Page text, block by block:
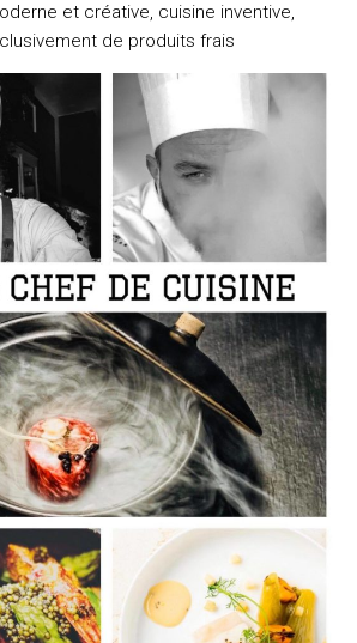
et créative, cuisine inventive,
de produits frais